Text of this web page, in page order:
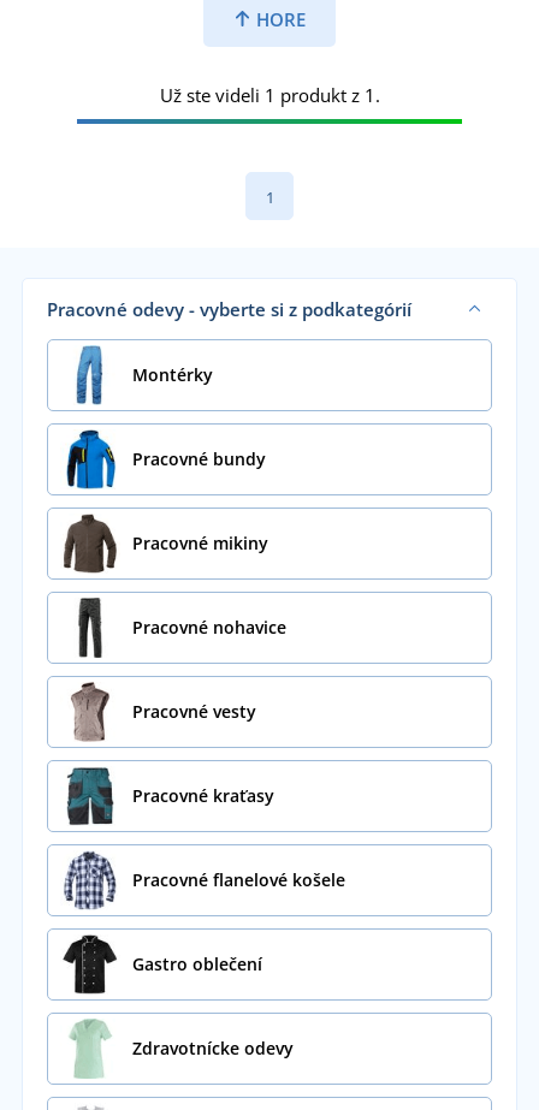
HORE
Už ste videli 1 produkt z 1.
1
Pracovné odevy - vyberte si z podkategórií
Montérky
Pracovné bundy
Pracovné mikiny
Pracovné nohavice
Pracovné vesty
Pracovné kraťasy
Pracovné flanelové košele
Gastro oblečení
Zdravotnícke odevy